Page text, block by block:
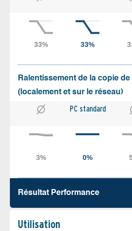
Ralentissement de la copie
(localement et sur le réseau)
PC standard
Résultat Performance
Utilisation